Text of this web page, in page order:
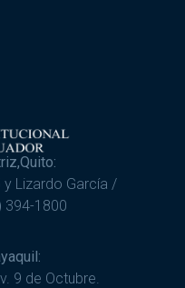
Lizardo García /
394-1800
9 de Octubre.